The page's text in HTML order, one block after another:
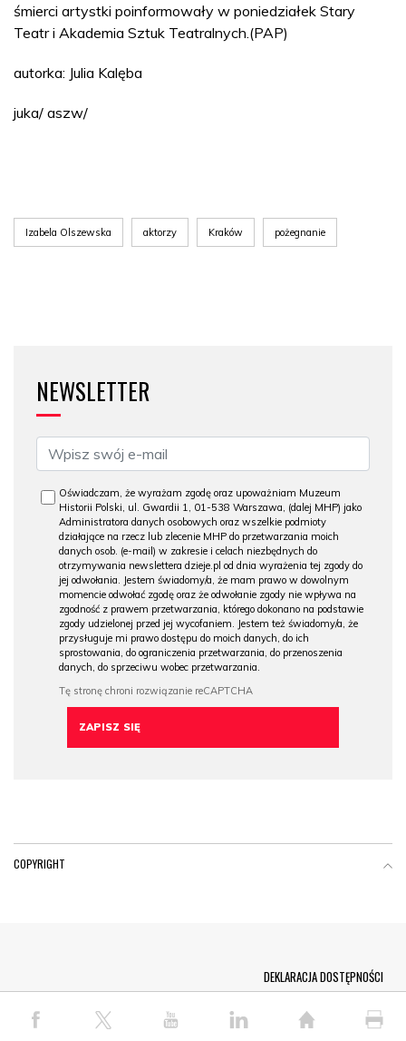
śmierci artystki poinformowały w poniedziałek Stary
Teatr i Akademia Sztuk Teatralnych.(PAP)
autorka: Julia Kalęba
juka/ aszw/
Izabela Olszewska aktorzy Kraków pożegnanie
NEWSLETTER
Oświadczam, że wyrażam zgodę oraz upoważniam Muzeum
Historii Polski, ul. Gwardii 1, 01-538 Warszawa, (dalej MHP) jako
Administratora danych osobowych oraz wszelkie podmioty
działające na rzecz lub zlecenie MHP do przetwarzania moich
danych osob. (e-mail) w zakresie i celach niezbędnych do
otrzymywania newslettera dzieje.pl od dnia wyrażenia tej zgody do
jej odwołania. Jestem świadomy/a, że mam prawo w dowolnym
momencie odwołać zgodę oraz że odwołanie zgody nie wpływa na
zgodność z prawem przetwarzania, którego dokonano na podstawie
zgody udzielonej przed jej wycofaniem. Jestem też świadomy/a, że
przysługuje mi prawo dostępu do moich danych, do ich
sprostowania, do ograniczenia przetwarzania, do przenoszenia
danych, do sprzeciwu wobec przetwarzania.
COPYRIGHT
© COPYRIGHT PAP 2026
DEKLARACJA DOSTĘPNOŚCI